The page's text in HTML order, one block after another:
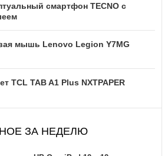
смартфон TECNO с
мышь Lenovo Legion Y7MG
TCL TAB A1 Plus NXTPAPER
ЗА НЕДЕЛЮ